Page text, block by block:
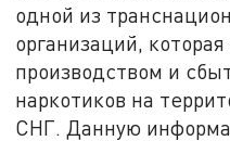
одной из
организаций,
производством и
наркотиков на
СНГ. Данную